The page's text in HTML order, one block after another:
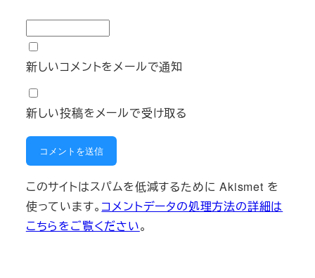
新しいコメントをメールで通知
新しい投稿をメールで受け取る
このサイトはスパムを低減するために Akismet を
使っています。 コメントデータの処理方法の詳細は
こちらをご覧ください。